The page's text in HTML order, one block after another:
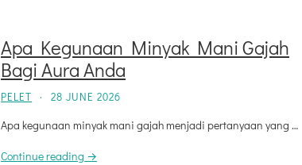
Apa Kegunaan Minyak Mani Gajah
Bagi Aura Anda
PELET · 28 JUNE 2026
Apa kegunaan minyak mani gajah menjadi pertanyaan yang …
Continue reading →